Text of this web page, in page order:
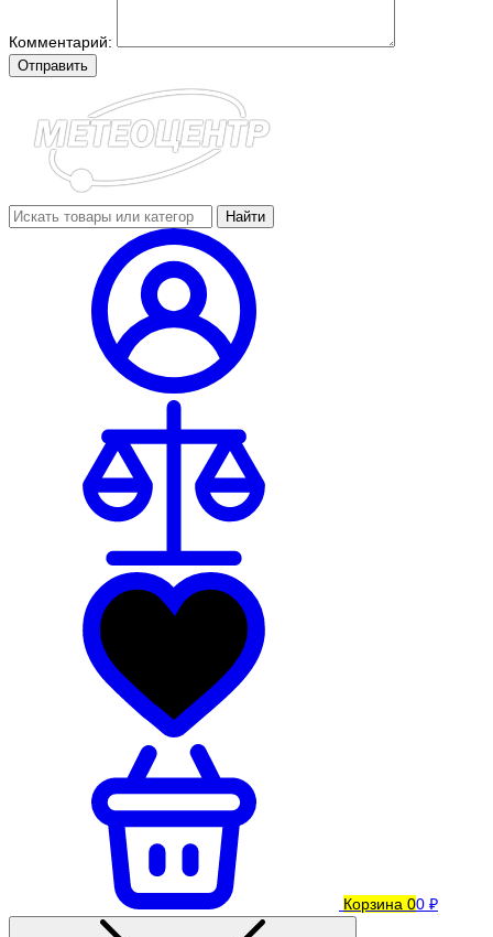
Комментарий:
Отправить
Найти
Корзина 00 ₽